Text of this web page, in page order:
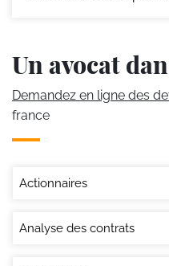
Un avocat
Demandez en ligne des
france
Actionnaires
Analyse des contrats